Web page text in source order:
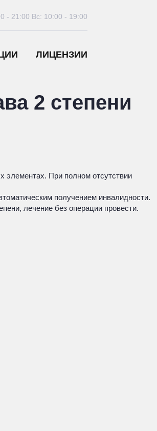
ЛИЦЕНЗИИ
- 21:00 Вс: 10:00 - 19:00
2 степени
элементах. При полном отсутствии
получением инвалидности.
лечение без операции провести.